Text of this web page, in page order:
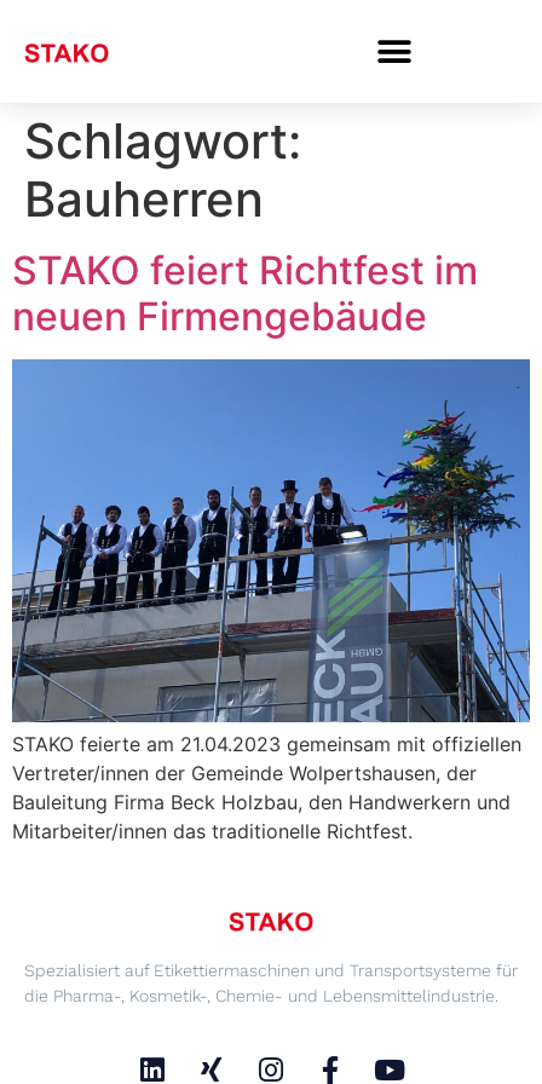
Schlagwort:
Bauherren
STAKO feiert Richtfest im
neuen Firmengebäude ​
STAKO feierte am 21.04.2023 gemeinsam mit offiziellen
Vertreter/innen der Gemeinde Wolpertshausen, der
Bauleitung Firma Beck Holzbau, den Handwerkern und
Mitarbeiter/innen das traditionelle Richtfest.
Spezialisiert auf Etikettiermaschinen und Transportsysteme für
die Pharma-, Kosmetik-, Chemie- und Lebensmittelindustrie.